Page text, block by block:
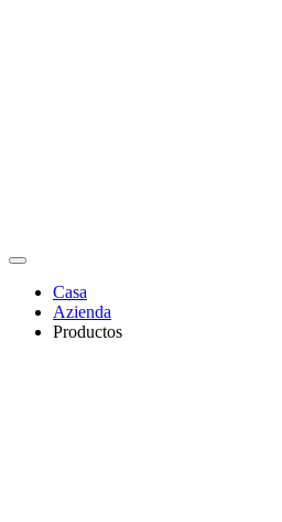
Casa
Azienda
Productos